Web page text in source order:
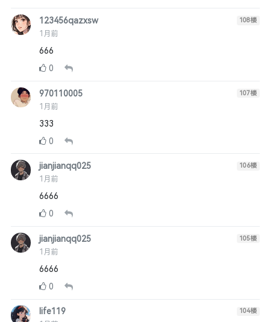
123456qazxsw
1月前
108楼
666
0
970110005
1月前
107楼
333
0
jianjianqq025
1月前
106楼
6666
0
jianjianqq025
1月前
105楼
6666
0
life119 104楼